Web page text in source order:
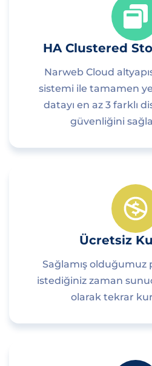
HA Clustered
Narweb Cloud
sistemi ile tamamen
datayı en az 3 farklı
güvenliğini
Ücretsiz
Sağlamış olduğumuz
istediğiniz zaman
olarak tekrar